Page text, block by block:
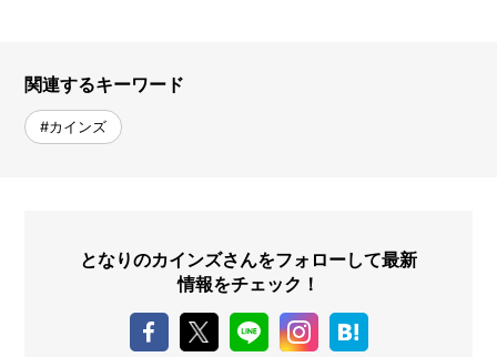
関連するキーワード
#カインズ
となりのカインズさんをフォローして最新
情報をチェック！